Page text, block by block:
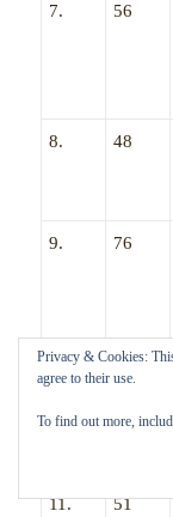
7. 56
8. 48
9. 76
10. 50
11. 51
Privacy & Cookies:
agree to their use.
To find out more,